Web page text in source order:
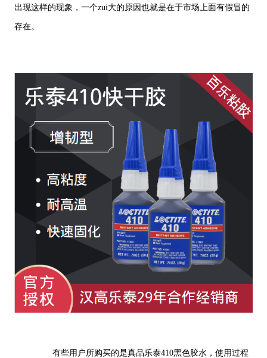
出现这样的现象，一个zui大的原因也就是在于市场上面有假冒的
存在。
有些用户所购买的是真品乐泰410黑色胶水，使用过程